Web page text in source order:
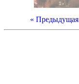
« Предыдущая